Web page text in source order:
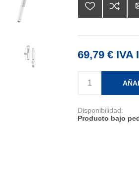
69,79 € IVA
Disponibilidad:
Producto bajo